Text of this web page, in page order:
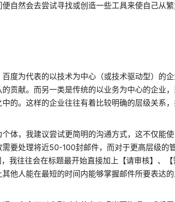
自然会去尝试寻找或创造一些工具来使自己从
度为代表的以技术为中心（或技术驱动型）的
贡献。而另一类是传统的以业务为中心的企业
的。这样的企业往往有着比较明确的层级关系
体，我建议尝试更简明的沟通方式，这不仅能
要处理将近50-100封邮件，而对于更高层级的
我往往会在标题最开始直接加上【请审核】、
他人能在最短的时间内能够掌握邮件所要表达